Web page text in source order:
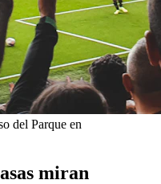
del Parque en
miran